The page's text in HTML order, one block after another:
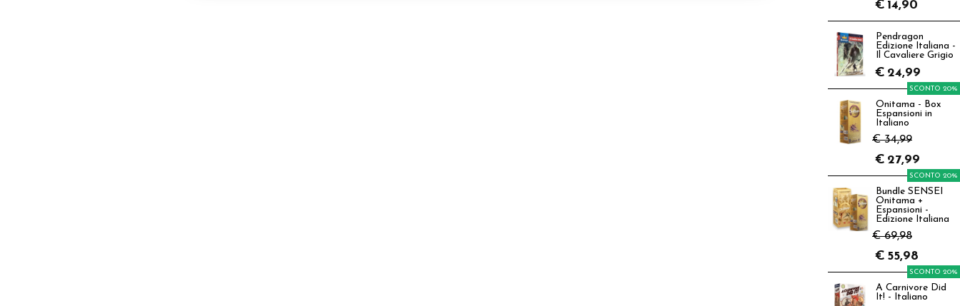
€ 14,90
Pendragon
Edizione Italiana -
Il Cavaliere Grigio
€ 24,99
Onitama - Box
Espansioni in
Italiano
€ 34,99
SCONTO 20%
€ 27,99
Bundle SENSEI
Onitama +
Espansioni -
Edizione Italiana
€ 69,98
SCONTO 20%
€ 55,98
A Carnivore Did
It! - Italiano
SCONTO 20%